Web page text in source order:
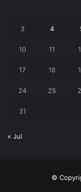
3 4
10 11
17 18
24 25
31
« Jul
©